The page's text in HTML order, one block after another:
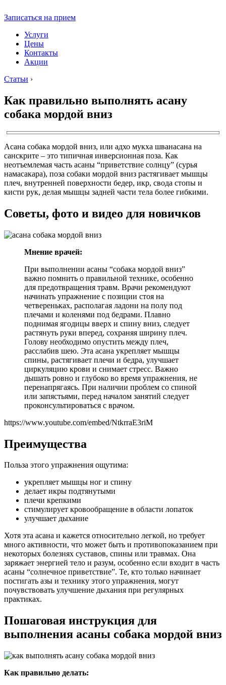
Записаться на прием
Услуги
Цены
Контакты
Акции
Статьи ›
Как правильно выполнять асану
собака мордой вниз
Асана собака мордой вниз, или адхо мукха шванасана на
санскрите – это типичная инверсионная поза. Как
неотъемлемая часть асаны “приветствие солнцу” (сурья
намасакара), поза собаки мордой вниз растягивает мышцы
плеч, внутренней поверхности бедер, икр, свода стопы и
кисти рук, делая мышцы задней части тела более гибкими.
Советы, фото и видео для новичков
Мнение врачей:
При выполнении асаны “собака мордой вниз”
важно помнить о правильной технике, особенно
для предотвращения травм. Врачи рекомендуют
начинать упражнение с позиции стоя на
четвереньках, располагая ладони на полу под
плечами и коленями под бедрами. Плавно
поднимая ягодицы вверх и спину вниз, следует
растянуть руки вперед, сохраняя ширину плеч.
Голову необходимо опустить между плеч,
расслабив шею. Эта асана укрепляет мышцы
спины, растягивает плечи и бедра, улучшает
циркуляцию крови и снимает стресс. Важно
дышать ровно и глубоко во время упражнения, не
перенапрягаясь. При наличии проблем со спиной
или запястьями, перед началом занятий следует
проконсультироваться с врачом.
https://www.youtube.com/embed/NtkrraE3riM
Преимущества
Польза этого упражнения ощутима:
укрепляет мышцы ног и спину
делает икры подтянутыми
плечи крепкими
стимулирует кровообращение в области лопаток
улучшает дыхание
Хотя эта асана и кажется относительно легкой, но требует
много активности, что может быть и противопоказанием при
некоторых болезнях суставов, спины или травмах. Она
заряжает энергией тело и разум, особенно если входит в часть
асаны “солнечное приветствие”. Те, кто только начинает
постигать азы и технику этого упражнения, могут
почувствовать улучшение дыхания при регулярных
практиках.
Пошаговая инструкция для
выполнения асаны собака мордой вниз
Как правильно делать: